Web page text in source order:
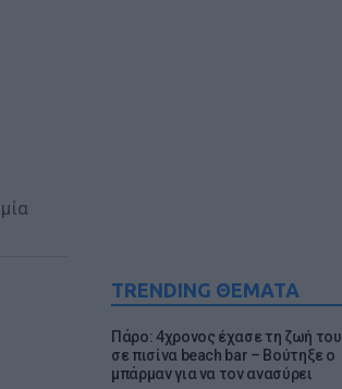
TRENDING ΘΕΜΑΤΑ
Πάρο: 4χρονος έχασε τη ζωή του
σε πισίνα beach bar – Βούτηξε ο
μπάρμαν για να τον ανασύρει